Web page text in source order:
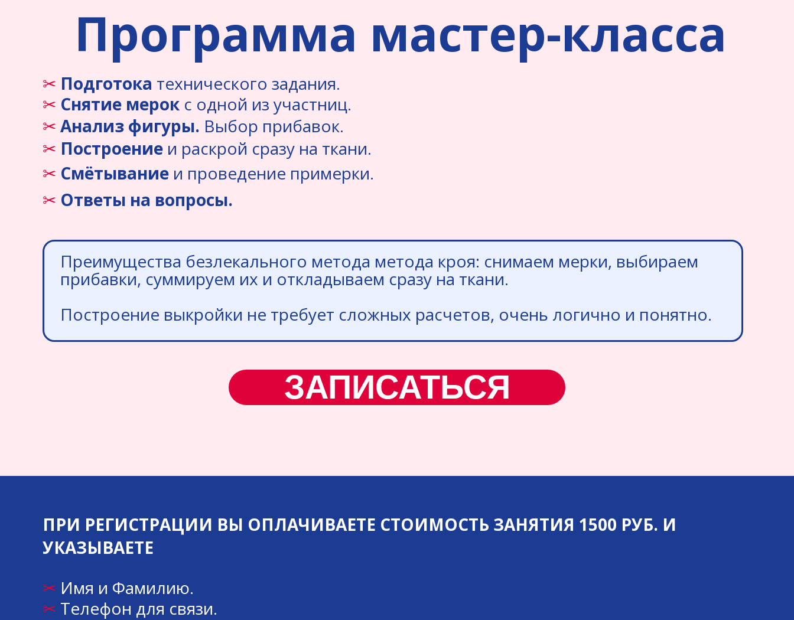
Программа мастер-класса
✂ Подготока технического задания.
✂ Снятие мерок с одной из участниц.
✂ Построение и раскрой сразу на ткани.
✂ Смётывание и проведение примерки.
✂ Анализ фигуры. Выбор прибавок.
Преимущества безлекального метода метода кроя: снимаем мерки, выбираем
прибавки, суммируем их и откладываем сразу на ткани.
Построение выкройки не требует сложных расчетов, очень логично и понятно.
ЗАПИСАТЬСЯ
✂ Ответы на вопросы.
ПРИ РЕГИСТРАЦИИ ВЫ ОПЛАЧИВАЕТЕ СТОИМОСТЬ ЗАНЯТИЯ 1500 РУБ. И
УКАЗЫВАЕТЕ
✂ Имя и Фамилию.
✂ Телефон для связи.